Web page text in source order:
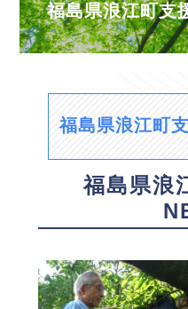
福島県浪江町支
福島県浪江町
福島県浪